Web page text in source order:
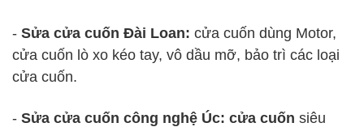
- Sửa cửa cuốn Đài Loan: cửa cuốn dùng Motor,
cửa cuốn lò xo kéo tay, vô dầu mỡ, bảo trì các loại
cửa cuốn.
- Sửa cửa cuốn công nghệ Úc: cửa cuốn siêu